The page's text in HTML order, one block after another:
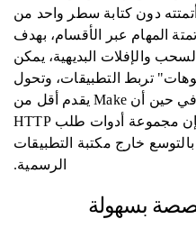
دون كتابة سطر واحد من
المهام عبر الأقسام، بهدف
والإفلات البديهية، يمكن
تربط التطبيقات، وتحول
البيانات، وتدير المنطق المعقد. في حين أن Make يقدم أقل من
2000 عملية تكامل أصلية، فإن مجموعة أدوات طلب HTTP
خارج مكتبة التطبيقات
الرسمية.
بسهولة